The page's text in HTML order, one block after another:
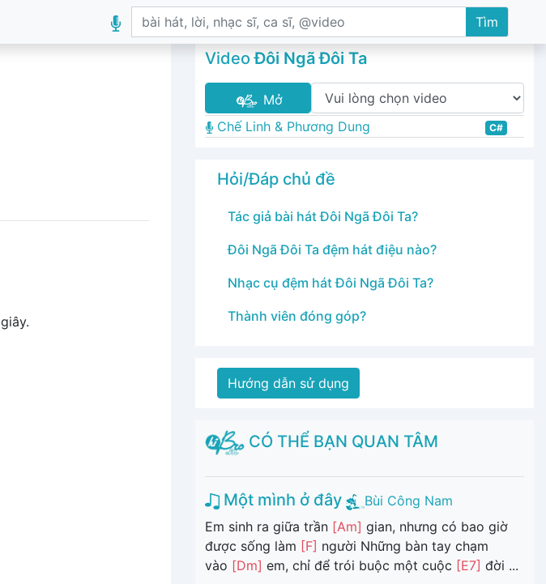
Tìm
giây.
VideoĐôi Ngã Đôi Ta
Mở
Chế Linh & Phương Dung
C#
Hỏi/Đáp chủ đề
Tác giả bài hát Đôi Ngã Đôi Ta?
Đôi Ngã Đôi Ta đệm hát điệu nào?
Nhạc cụ đệm hát Đôi Ngã Đôi Ta?
Thành viên đóng góp?
Hướng dẫn sử dụng
CÓ THỂ BẠN QUAN TÂM
Một mình ở đây
Bùi Công Nam
Em sinh ra giữa trần [Am] gian, nhưng có bao giờ
được sống làm [F] người Những bàn tay chạm
vào [Dm] em, chỉ để trói buộc một cuộc [E7] đời ...